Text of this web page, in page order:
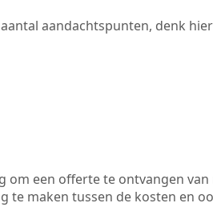
aandachtspunten, denk
om een offerte te ontvangen
te maken tussen de kosten en